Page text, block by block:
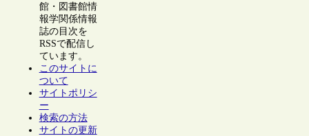
館・図書館情
報学関係情報
誌の目次を
RSSで配信し
ています。
このサイトに
ついて
サイトポリシ
ー
検索の方法
サイトの更新